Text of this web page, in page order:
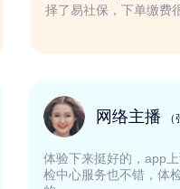
友可以
择了易社
买了一
不错
体验下来
检中心服